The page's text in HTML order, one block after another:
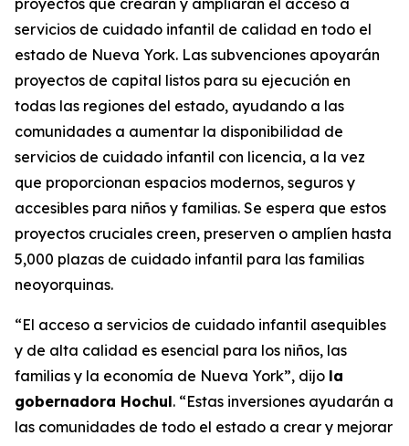
proyectos que crearán y ampliarán el acceso a
servicios de cuidado infantil de calidad en todo el
estado de Nueva York. Las subvenciones apoyarán
proyectos de capital listos para su ejecución en
todas las regiones del estado, ayudando a las
comunidades a aumentar la disponibilidad de
servicios de cuidado infantil con licencia, a la vez
que proporcionan espacios modernos, seguros y
accesibles para niños y familias. Se espera que estos
proyectos cruciales creen, preserven o amplíen hasta
5,000 plazas de cuidado infantil para las familias
neoyorquinas.
“El acceso a servicios de cuidado infantil asequibles
y de alta calidad es esencial para los niños, las
familias y la economía de Nueva York”, dijo la
gobernadora Hochul. “Estas inversiones ayudarán a
las comunidades de todo el estado a crear y mejorar